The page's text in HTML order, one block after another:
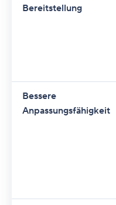
Bereitstellung
Bessere
Anpassungsfähigkeit